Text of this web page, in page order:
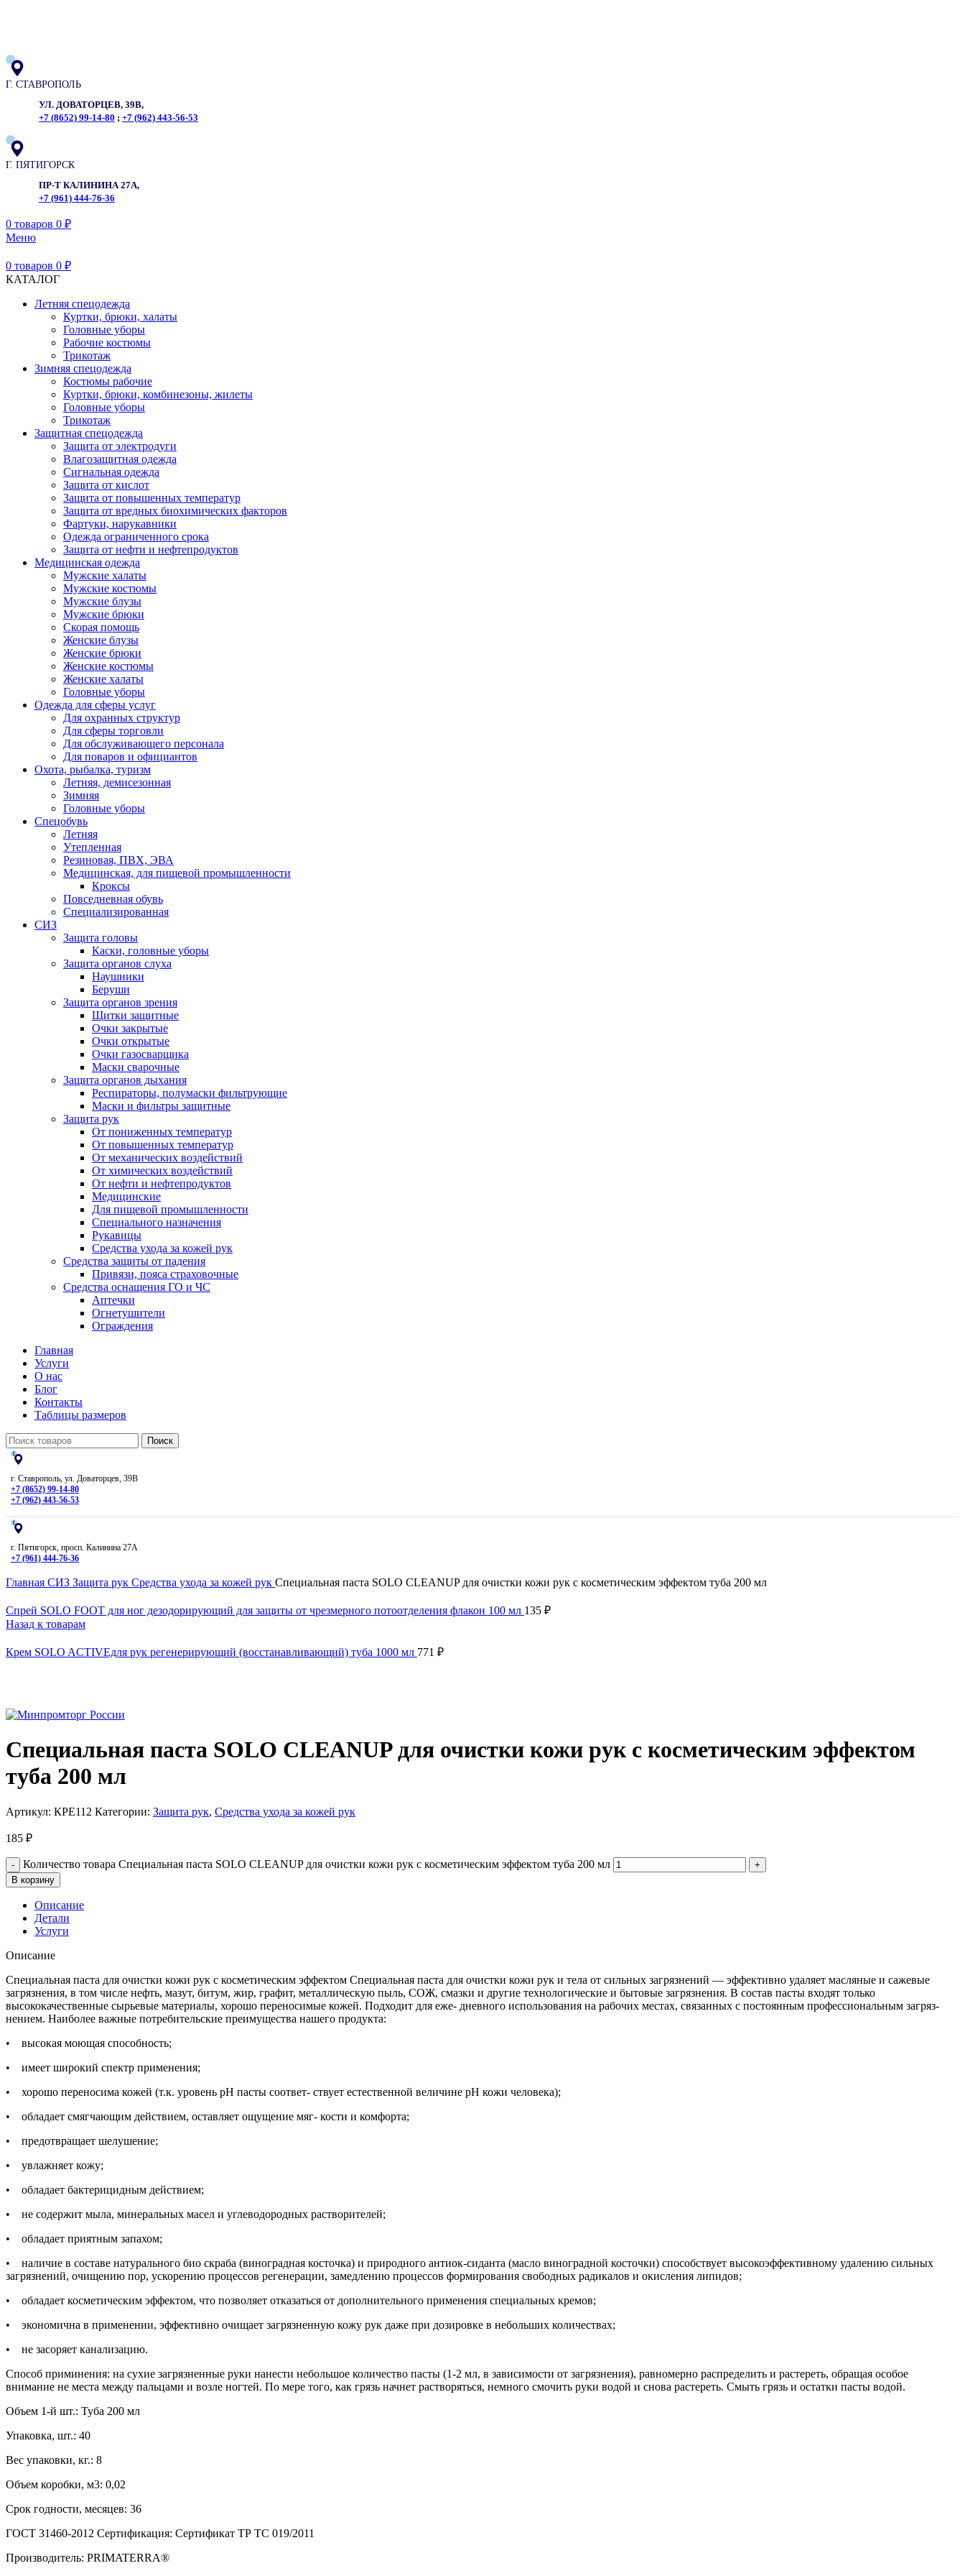
Г. СТАВРОПОЛЬ
УЛ. ДОВАТОРЦЕВ, 39В,
+7 (8652) 99-14-80 ; +7 (962) 443-56-53
Г. ПЯТИГОРСК
ПР-Т КАЛИНИНА 27А,
+7 (961) 444-76-36
0 товаров 0 ₽
Меню
0 товаров 0 ₽
КАТАЛОГ
Летняя спецодежда
Куртки, брюки, халаты
Головные уборы
Рабочие костюмы
Трикотаж
Зимняя спецодежда
Костюмы рабочие
Куртки, брюки, комбинезоны, жилеты
Головные уборы
Трикотаж
Защитная спецодежда
Защита от электродуги
Влагозащитная одежда
Сигнальная одежда
Защита от кислот
Защита от повышенных температур
Защита от вредных биохимических факторов
Фартуки, нарукавники
Одежда ограниченного срока
Защита от нефти и нефтепродуктов
Медицинская одежда
Мужские халаты
Мужские костюмы
Мужские блузы
Мужские брюки
Скорая помощь
Женские блузы
Женские брюки
Женские костюмы
Женские халаты
Головные уборы
Одежда для сферы услуг
Для охранных структур
Для сферы торговли
Для обслуживающего персонала
Для поваров и официантов
Охота, рыбалка, туризм
Летняя, демисезонная
Зимняя
Головные уборы
Спецобувь
Летняя
Утепленная
Резиновая, ПВХ, ЭВА
Медицинская, для пищевой промышленности
Кроксы
Повседневная обувь
Специализированная
СИЗ
Защита головы
Каски, головные уборы
Защита органов слуха
Наушники
Беруши
Защита органов зрения
Щитки защитные
Очки закрытые
Очки открытые
Очки газосварщика
Маски сварочные
Защита органов дыхания
Респираторы, полумаски фильтрующие
Маски и фильтры защитные
Защита рук
От пониженных температур
От повышенных температур
От механических воздействий
От химических воздействий
От нефти и нефтепродуктов
Медицинские
Для пищевой промышленности
Специального назначения
Рукавицы
Средства ухода за кожей рук
Средства защиты от падения
Привязи, пояса страховочные
Средства оснащения ГО и ЧС
Аптечки
Огнетушители
Ограждения
Главная
Услуги
О нас
Блог
Контакты
Таблицы размеров
Поиск
г. Ставрополь, ул. Доваторцев, 39В
+7 (8652) 99-14-80
+7 (962) 443-56-53
г. Пятигорск, просп. Калинина 27А
+7 (961) 444-76-36
Главная СИЗ Защита рук Средства ухода за кожей рук Специальная паста SOLO CLEANUP для очистки кожи рук с косметическим эффектом туба 200 мл
Спрей SOLO FOOT для ног дезодорирующий для защиты от чрезмерного потоотделения флакон 100 мл 135 ₽
Назад к товарам
Крем SOLO ACTIVEдля рук регенерирующий (восстанавливающий) туба 1000 мл 771 ₽
Специальная паста SOLO CLEANUP для очистки кожи рук с косметическим эффектом
туба 200 мл
Артикул: КРЕ112 Категории: Защита рук, Средства ухода за кожей рук
185 ₽
Количество товара Специальная паста SOLO CLEANUP для очистки кожи рук с косметическим эффектом туба 200 мл
В корзину
Описание
Детали
Услуги
Описание
Специальная паста для очистки кожи рук с косметическим эффектом Специальная паста для очистки кожи рук и тела от сильных загрязнений — эффективно удаляет масляные и сажевые
загрязнения, в том числе нефть, мазут, битум, жир, графит, металлическую пыль, СОЖ, смазки и другие технологические и бытовые загрязнения. В состав пасты входят только
высококачественные сырьевые материалы, хорошо переносимые кожей. Подходит для еже- дневного использования на рабочих местах, связанных с постоянным профессиональным загряз-
нением. Наиболее важные потребительские преимущества нашего продукта:
• высокая моющая способность;
• имеет широкий спектр применения;
• хорошо переносима кожей (т.к. уровень pH пасты соответ- ствует естественной величине pH кожи человека);
• обладает смягчающим действием, оставляет ощущение мяг- кости и комфорта;
• предотвращает шелушение;
• увлажняет кожу;
• обладает бактерицидным действием;
• не содержит мыла, минеральных масел и углеводородных растворителей;
• обладает приятным запахом;
• наличие в составе натурального био скраба (виноградная косточка) и природного антиок-сиданта (масло виноградной косточки) способствует высокоэффективному удалению сильных
загрязнений, очищению пор, ускорению процессов регенерации, замедлению процессов формирования свободных радикалов и окисления липидов;
• обладает косметическим эффектом, что позволяет отказаться от дополнительного применения специальных кремов;
• экономична в применении, эффективно очищает загрязненную кожу рук даже при дозировке в небольших количествах;
• не засоряет канализацию.
Способ приминения: на сухие загрязненные руки нанести небольшое количество пасты (1-2 мл, в зависимости от загрязнения), равномерно распределить и растереть, обращая особое
внимание не места между пальцами и возле ногтей. По мере того, как грязь начнет растворяться, немного смочить руки водой и снова растереть. Смыть грязь и остатки пасты водой.
Объем 1-й шт.: Туба 200 мл
Упаковка, шт.: 40
Вес упаковки, кг.: 8
Объем коробки, м3: 0,02
Срок годности, месяцев: 36
ГОСТ 31460-2012 Сертификация: Сертификат ТР ТС 019/2011
Производитель: PRIMATERRA®